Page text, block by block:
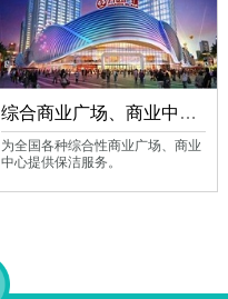
综合商业广场、商业中心保洁
为全国各种综合性商业广场、商业
中心提供保洁服务。